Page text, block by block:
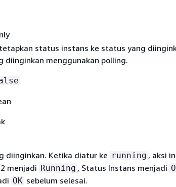
status instans ke status yang
diinginkan menggunakan polling.
diinginkan. Ketika diatur ke running , aksi
menjadi Running , Status Instans menjadi
OK sebelum selesai.